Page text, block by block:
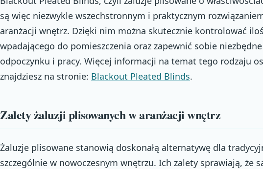
są więc niezwykle wszechstronnym i praktycznym
aranżacji wnętrz. Dzięki nim można skutecznie kontrolować
wpadającego do pomieszczenia oraz zapewnić sobie
odpoczynku i pracy. Więcej informacji na temat tego rodzaju
znajdziesz na stronie: Blackout Pleated Blinds.
Zalety żaluzji plisowanych w aranżacji wnętrz
Żaluzje plisowane stanowią doskonałą alternatywę dla
szczególnie w nowoczesnym wnętrzu. Ich zalety sprawiają, że